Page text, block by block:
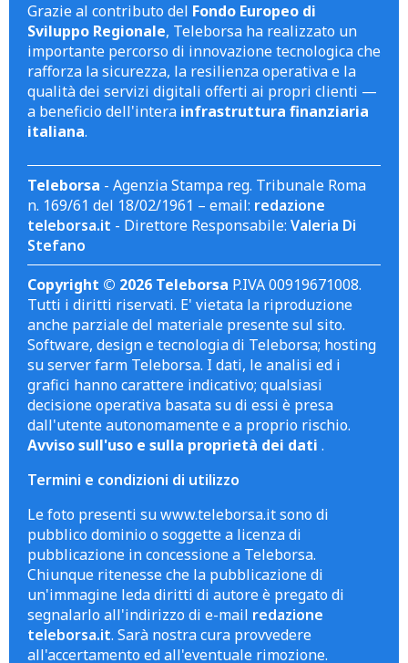
Grazie al contributo del Fondo Europeo di
Sviluppo Regionale, Teleborsa ha realizzato un
importante percorso di innovazione tecnologica che
rafforza la sicurezza, la resilienza operativa e la
qualità dei servizi digitali offerti ai propri clienti —
a beneficio dell'intera infrastruttura finanziaria
italiana.
Teleborsa - Agenzia Stampa reg. Tribunale Roma
n. 169/61 del 18/02/1961 – email: redazione
teleborsa.it - Direttore Responsabile: Valeria Di
Stefano
Copyright © 2026 Teleborsa P.IVA 00919671008.
Tutti i diritti riservati. E' vietata la riproduzione
anche parziale del materiale presente sul sito.
Software, design e tecnologia di Teleborsa; hosting
su server farm Teleborsa. I dati, le analisi ed i
grafici hanno carattere indicativo; qualsiasi
decisione operativa basata su di essi è presa
dall'utente autonomamente e a proprio rischio.
Avviso sull'uso e sulla proprietà dei dati .
Termini e condizioni di utilizzo
Le foto presenti su www.teleborsa.it sono di
pubblico dominio o soggette a licenza di
pubblicazione in concessione a Teleborsa.
Chiunque ritenesse che la pubblicazione di
un'immagine leda diritti di autore è pregato di
segnalarlo all'indirizzo di e-mail redazione
teleborsa.it. Sarà nostra cura provvedere
all'accertamento ed all'eventuale rimozione.